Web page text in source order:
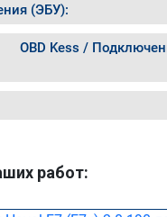
(ЭБУ):
OBD Kess /
работ: